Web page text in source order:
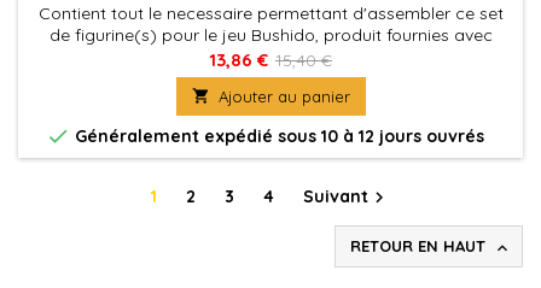
Contient tout le necessaire permettant d'assembler ce set
de figurine(s) pour le jeu Bushido, produit fournies avec
leurs socles en plastique. Figurine(s) à peindre et à
assembler
13,86 € 15,40 €
 Ajouter au panier
 Généralement expédié sous 10 à 12 jours ouvrés
1 2 3 4 Suivant 
RETOUR EN HAUT 